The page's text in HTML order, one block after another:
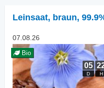
Leinsaat, braun,
07.08.26
Bio